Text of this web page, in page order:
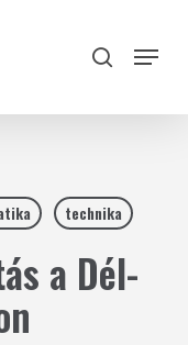
search
Menu
technika
a Dél-
Close